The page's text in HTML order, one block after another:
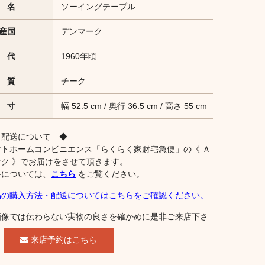
名 ソーイングテーブル
国 デンマーク
代 1960年頃
質 チーク
寸 幅 52.5 cm / 奥行 36.5 cm / 高さ 55 cm
送について ◆
ホームコンビニエンス「らくらく家財宅急便」の《 Ａ
》でお届けをさせて頂きます。
ついては、 こちら をご覧ください。
購入方法・配送についてはこちらをご確認ください。
では伝わらない実物の良さを確かめに是非ご来店下さ
来店予約はこちら